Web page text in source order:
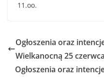
11.oo.
Ogłoszenia oraz
Wielkanocną 25
Ogłoszenia oraz